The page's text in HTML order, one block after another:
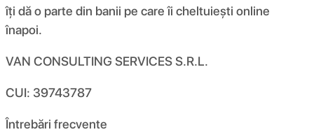
îți dă o parte din banii pe care îi cheltuiești online
înapoi.
VAN CONSULTING SERVICES S.R.L.
CUI: 39743787
Întrebări frecvente